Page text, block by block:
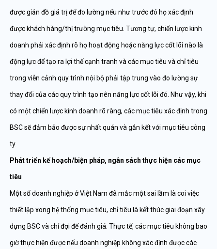
được giản đồ giá trị để đo lường nếu như trước đó họ xác định
được khách hàng/thị trường mục tiêu. Tương tự, chiến lược kinh
doanh phải xác định rõ họ hoạt động hoặc năng lực cốt lõi nào là
động lực để tạo ra lợi thế cạnh tranh và các mục tiêu và chỉ tiêu
trong viễn cảnh quy trình nội bộ phải tập trung vào đo lường sự
thay đổi của các quy trình tạo nên năng lực cốt lõi đó. Như vậy, khi
có một chiến lược kinh doanh rõ ràng, các mục tiêu xác định trong
BSC sẽ đảm bảo được sự nhất quán và gắn kết với mục tiêu công
ty.
Phát triển kế hoạch/biện pháp, ngân sách thực hiện các mục
tiêu
Một số doanh nghiệp ở Việt Nam đã mắc một sai lầm là coi việc
thiết lập xong hệ thống mục tiêu, chỉ tiêu là kết thúc giai đoạn xây
dựng BSC và chỉ đợi để đánh giá. Thực tế, các mục tiêu không bao
giờ thực hiện được nếu doanh nghiệp không xác định được các